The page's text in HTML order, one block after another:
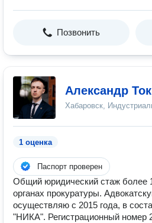
Позвонить
Александр
Хабаровск,
1 оценка
Паспорт проверен
Общий юридический стаж более
органах прокуратуры.
осуществляю с 2015 года, в
"НИКА". Регистрационный номер